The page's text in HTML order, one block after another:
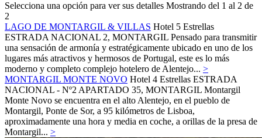
Selecciona una opción para ver sus detalles Mostrando del 1 al 2 de
2
LAGO DE MONTARGIL & VILLAS Hotel 5 Estrellas
ESTRADA NACIONAL 2, MONTARGIL Pensado para transmitir
una sensación de armonía y estratégicamente ubicado en uno de los
lugares más atractivos y hermosos de Portugal, este es lo más
moderno y completo complejo hotelero de Alentejo... >
MONTARGIL MONTE NOVO Hotel 4 Estrellas ESTRADA
NACIONAL - Nº2 APARTADO 35, MONTARGIL Montargil
Monte Novo se encuentra en el alto Alentejo, en el pueblo de
Montargil, Ponte de Sor, a 95 kilómetros de Lisboa,
aproximadamente una hora y media en coche, a orillas de la presa de
Montargil... >